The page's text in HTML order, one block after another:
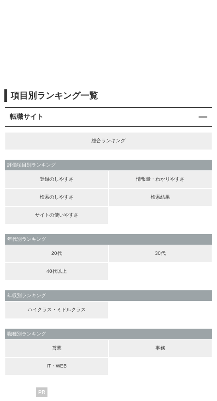
項目別ランキング一覧
転職サイト
総合ランキング
評価項目別ランキング
登録のしやすさ 情報量・わかりやすさ
検索のしやすさ 検索結果
サイトの使いやすさ
年代別ランキング
20代 30代
40代以上
年収別ランキング
ハイクラス・ミドルクラス
職種別ランキング
営業 事務
IT・WEB
PR